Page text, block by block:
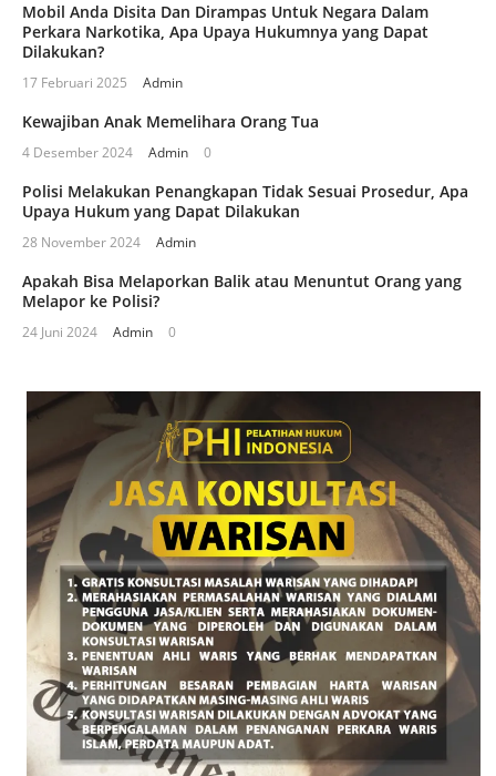
Mobil Anda Disita Dan Dirampas Untuk Negara Dalam
Perkara Narkotika, Apa Upaya Hukumnya yang Dapat
Dilakukan?
17 Februari 2025 Admin
Kewajiban Anak Memelihara Orang Tua
4 Desember 2024 Admin 0
Polisi Melakukan Penangkapan Tidak Sesuai Prosedur, Apa
Upaya Hukum yang Dapat Dilakukan
28 November 2024 Admin
Apakah Bisa Melaporkan Balik atau Menuntut Orang yang
Melapor ke Polisi?
24 Juni 2024 Admin 0